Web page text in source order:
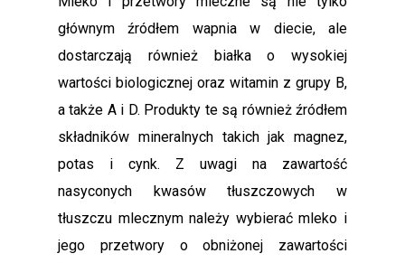
głównym źródłem wapnia w diecie, ale
dostarczają również białka o wysokiej
wartości biologicznej oraz witamin z grupy B,
a także A i D. Produkty te są również źródłem
składników mineralnych takich jak magnez,
potas i cynk. Z uwagi na zawartość
nasyconych kwasów tłuszczowych w
tłuszczu mlecznym należy wybierać mleko i
jego przetwory o obniżonej zawartości